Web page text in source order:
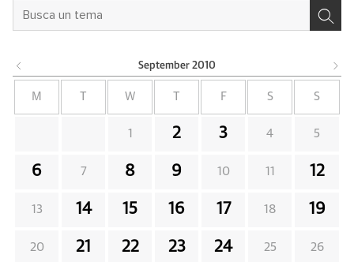
September 2010
M T W T F S S
1 2 3 4 5
6 7 8 9 10 11 12
13 14 15 16 17 18 19
20 21 22 23 24 25 26